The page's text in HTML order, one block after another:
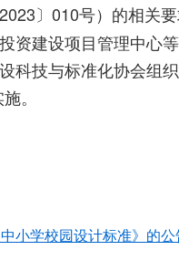
〕010号）的相关
资建设项目管理中心
科技与标准化协会组
。
小学校园设计标准》的